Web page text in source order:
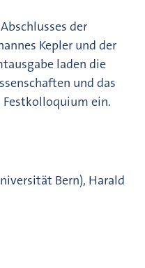
der
Kepler und der
laden die
und das
ein.
Bern), Harald